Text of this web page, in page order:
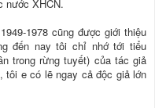
nước XHCN.
1978 cũng được giới thiệu
đến nay tôi chỉ nhớ tới tiểu
trong rừng tuyết) của tác giả
tôi e có lẽ ngay cả độc giả lớn